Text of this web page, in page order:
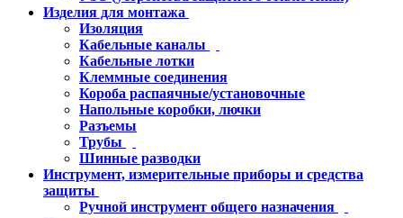
Изделия для монтажа
Изоляция
Кабельные каналы
Кабельные лотки
Клеммные соединения
Короба распаячные/установочные
Напольные коробки, лючки
Разъемы
Трубы
Шинные разводки
Инструмент, измерительные приборы и средства
защиты
Ручной инструмент общего назначения